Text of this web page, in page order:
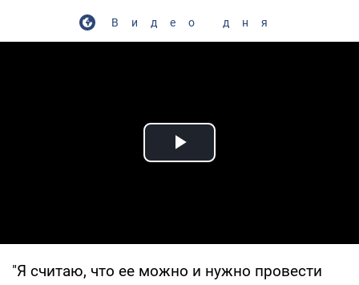
Видео дня
Play Video
"Я считаю, что ее можно и нужно провести